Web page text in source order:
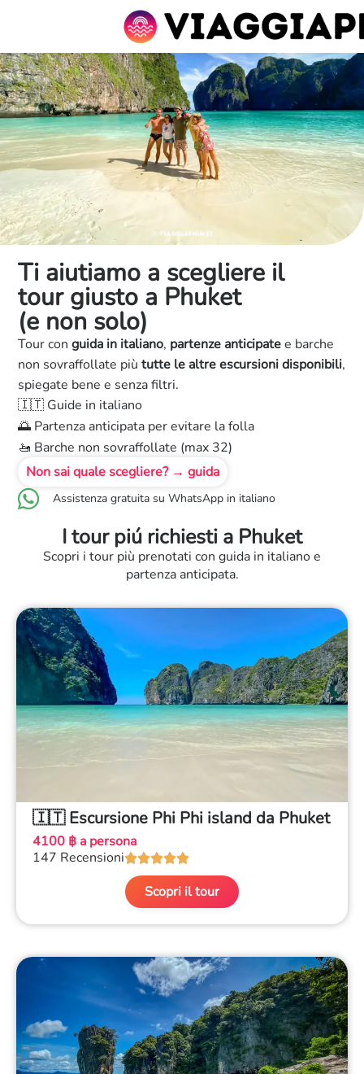
Ti aiutiamo a scegliere il
tour giusto a Phuket
(e non solo)
Tour conguida in italiano, partenze anticipatee barche
non sovraffollate piùtutte le altre escursioni disponibili,
spiegate bene e senza filtri.
🇮🇹 Guide in italiano
🌅 Partenza anticipata per evitare la folla
🚤 Barche non sovraffollate (max 32)
Non sai quale scegliere? → guida
Assistenza gratuita su WhatsApp in italiano
I tour piú richiesti a Phuket
Scopri i tour più prenotati con guida in italiano e
partenza anticipata.
🇮🇹 Escursione Phi Phi island da Phuket
4100 ฿ a persona
147 Recensioni
Scopri il tour